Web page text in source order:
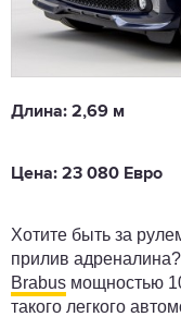
Длина: 2,69 м
Цена: 23 080 Евро
Хотите быть за
прилив
Brabus мощностью
такого легкого